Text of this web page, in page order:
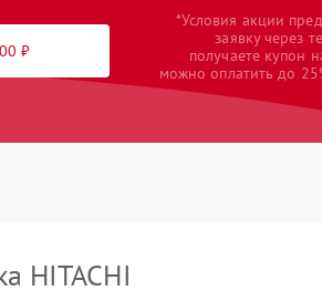
₽
*Условия акции
заявку через
получаете купон
можно оплатить до
HITACHI